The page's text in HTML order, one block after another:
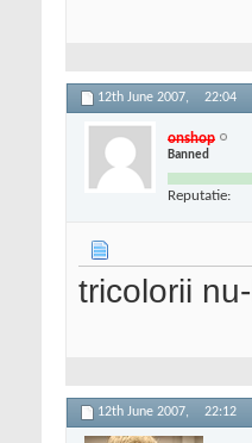
12th June 2007, 22:04
onshop
Banned
Reputatie:
tricolorii
12th June 2007, 22:12